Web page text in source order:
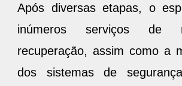
Após diversas etapas, o
inúmeros serviços de
recuperação, assim como a
dos sistemas de